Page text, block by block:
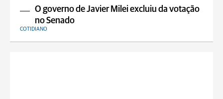
O governo de Javier Milei excluiu da votação
no Senado
COTIDIANO